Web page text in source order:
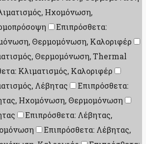
Ηχομόνωση,
Επιπρόσθετα:
Θερμομόνωση, Καλοριφέρ
Θερμομόνωση, Thermal
Κλιματισμός, Καλοριφέρ
Λέβητας
Επιπρόσθετα:
Ηχομόνωση, Θερμομόνωση
Επιπρόσθετα: Λέβητας,
Επιπρόσθετα: Λέβητας,